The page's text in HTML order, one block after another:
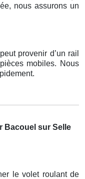
nous assurons un
provenir d’un rail
mobiles. Nous
Bacouel sur Selle
le volet roulant de